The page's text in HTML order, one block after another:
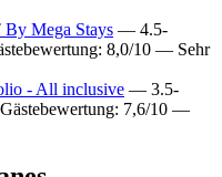
Mega Stays — 4.5-
8,0/10 — Sehr
- All inclusive — 3.5-
7,6/10 —